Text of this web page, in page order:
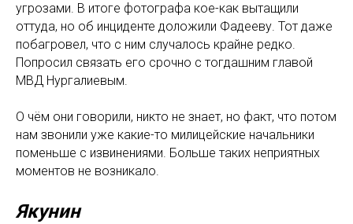
угрозами. В итоге фотографа кое-как вытащили
оттуда, но об инциденте доложили Фадееву. Тот даже
побагровел, что с ним случалось крайне редко.
Попросил связать его срочно с тогдашним главой
МВД Нургалиевым.
О чём они говорили, никто не знает, но факт, что потом
нам звонили уже какие-то милицейские начальники
поменьше с извинениями. Больше таких неприятных
моментов не возникало.
Якунин